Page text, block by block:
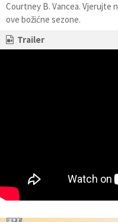
Courtney B. Vancea. Vjerujte
ove božićne sezone.
Trailer